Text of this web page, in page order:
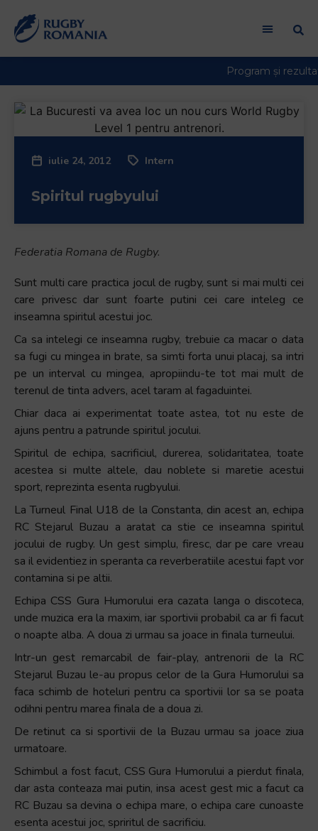
iulie 24, 2012 Intern
Spiritul rugbyului
Federatia Romana de Rugby.
Sunt multi care practica jocul de rugby, sunt si mai multi cei
care privesc dar sunt foarte putini cei care inteleg ce
inseamna spiritul acestui joc.
Ca sa intelegi ce inseamna rugby, trebuie ca macar o data
sa fugi cu mingea in brate, sa simti forta unui placaj, sa intri
pe un interval cu mingea, apropiindu-te tot mai mult de
terenul de tinta advers, acel taram al fagaduintei.
Chiar daca ai experimentat toate astea, tot nu este de
ajuns pentru a patrunde spiritul jocului.
Spiritul de echipa, sacrificiul, durerea, solidaritatea, toate
acestea si multe altele, dau noblete si maretie acestui
sport, reprezinta esenta rugbyului.
La Turneul Final U18 de la Constanta, din acest an, echipa
RC Stejarul Buzau a aratat ca stie ce inseamna spiritul
jocului de rugby. Un gest simplu, firesc, dar pe care vreau
sa il evidentiez in speranta ca reverberatiile acestui fapt vor
contamina si pe altii.
Echipa CSS Gura Humorului era cazata langa o discoteca,
unde muzica era la maxim, iar sportivii probabil ca ar fi facut
o noapte alba. A doua zi urmau sa joace in finala turneului.
Intr-un gest remarcabil de fair-play, antrenorii de la RC
Stejarul Buzau le-au propus celor de la Gura Humorului sa
faca schimb de hoteluri pentru ca sportivii lor sa se poata
odihni pentru marea finala de a doua zi.
De retinut ca si sportivii de la Buzau urmau sa joace ziua
urmatoare.
Schimbul a fost facut, CSS Gura Humorului a pierdut finala,
dar asta conteaza mai putin, insa acest gest mic a facut ca
RC Buzau sa devina o echipa mare, o echipa care cunoaste
esenta acestui joc, spriritul de sacrificiu.